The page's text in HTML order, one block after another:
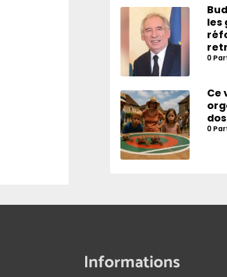
les
0
Ce
0
Informations